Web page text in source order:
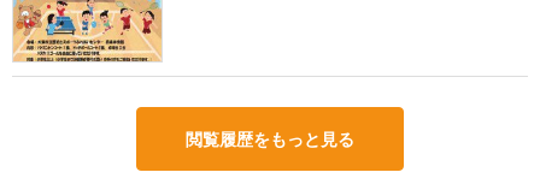
閲覧履歴をもっと見る